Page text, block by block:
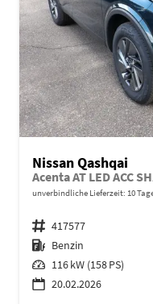
Nissan Qashqai
Acenta AT LED ACC
unverbindliche Lieferzeit: 10
Fahrzeugnr. 417577
Kraftstoff Benzin
Leistung 116 kW (158 PS)
20.02.2026